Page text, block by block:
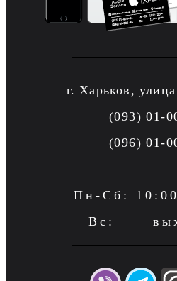
г. Харьков,
(093) 01-
(096) 01-
Пн-Сб:
Вс: